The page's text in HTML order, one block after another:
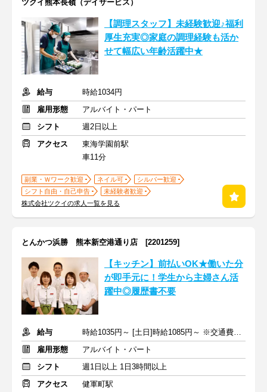
ツクイ熊本長嶺（デイサービス）
【調理スタッフ】未経験歓迎♪福利
厚生充実◎家庭の調理経験も活か
せて幅広い年齢活躍中★
給与
時給1034円
雇用形態
アルバイト・パート
シフト
週2日以上
アクセス
東海学園前駅
車11分
副業・Ｗワーク歓迎 ネイル可
シルバー歓迎
シフト自由・自己申告
未経験者歓迎
株式会社ツクイの求人一覧を見る
とんかつ浜勝 熊本新空港通り店 [2201259]
【キッチン】前払いOK★働いた分
が即手元に！学生から主婦さん活
躍中◎履歴書不要
給与
時給1035円～ [土日]時給1085円～ ※交通費全額支給
雇用形態
アルバイト・パート
シフト
週1日以上 1日3時間以上
アクセス
健軍町駅